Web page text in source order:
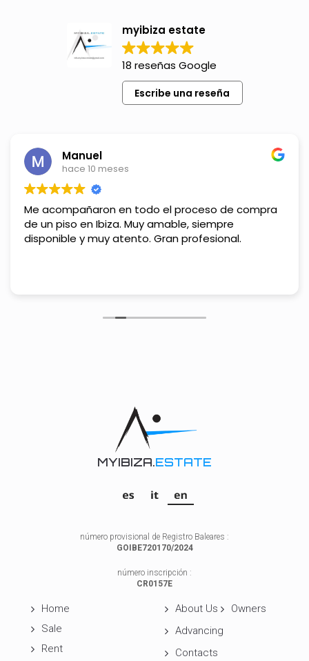
myibiza estate
18 reseñas Google
Escribe una reseña
Manuel
hace 10 meses
Me acompañaron en todo el proceso de compra
de un piso en Ibiza. Muy amable, siempre
disponible y muy atento. Gran profesional.
MYIBIZA.ESTATE
número provisional de Registro Baleares :
GOIBE720170/2024
número inscripción :
CR0157E
Home
Sale
Rent
About Us
Owners
Advancing
Contacts